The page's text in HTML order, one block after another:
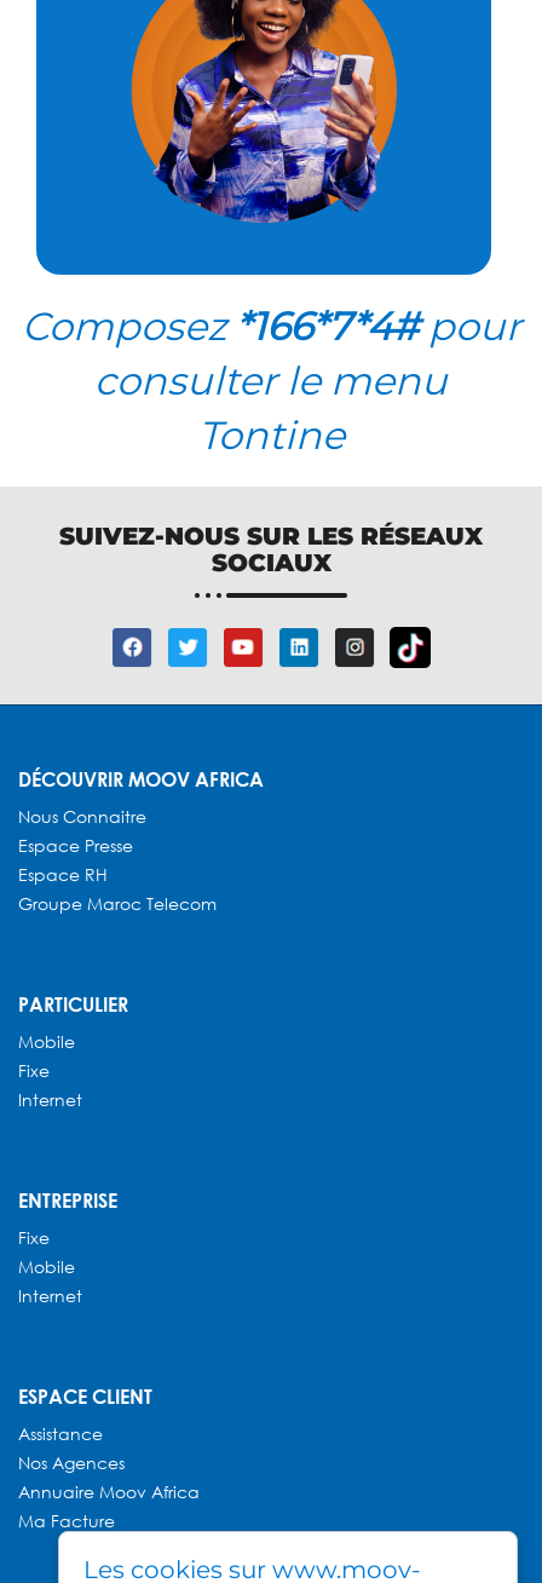
Composez *166*7*4#pour
consulter le menu
Tontine​​​​​
SUIVEZ-NOUS SUR LES RÉSEAUX
SOCIAUX
DÉCOUVRIR MOOV AFRICA
Nous Connaitre
Espace Presse
Espace RH
Groupe Maroc Telecom
PARTICULIER
Mobile
Fixe
Internet
ENTREPRISE
Fixe
Mobile
Internet
ESPACE CLIENT
Assistance
Nos Agences
Annuaire Moov Africa
Ma Facture
Les cookies sur www.moov-